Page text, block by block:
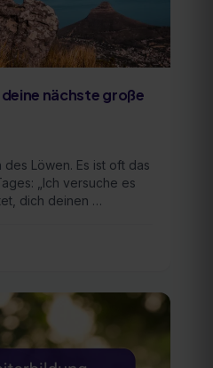
nächste große
des Löwen. Es ist oft das
„Ich versuche es
dich deinen …